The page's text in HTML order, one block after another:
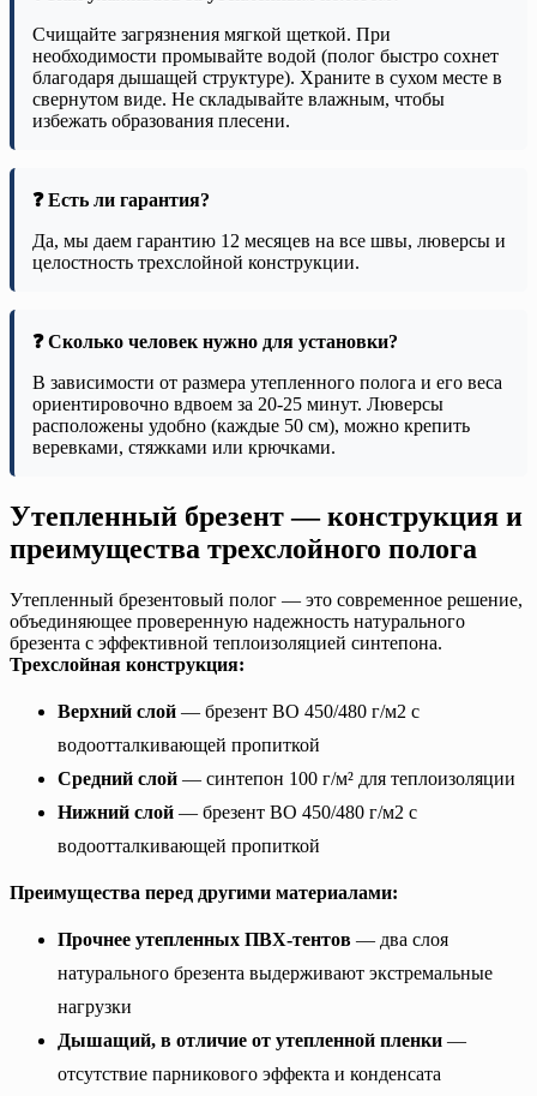
Счищайте загрязнения мягкой щеткой. При
необходимости промывайте водой (полог быстро сохнет
благодаря дышащей структуре). Храните в сухом месте в
свернутом виде. Не складывайте влажным, чтобы
избежать образования плесени.
❓ Есть ли гарантия?
Да, мы даем гарантию 12 месяцев на все швы, люверсы и
целостность трехслойной конструкции.
❓ Сколько человек нужно для установки?
В зависимости от размера утепленного полога и его веса
ориентировочно вдвоем за 20-25 минут. Люверсы
расположены удобно (каждые 50 см), можно крепить
веревками, стяжками или крючками.
Утепленный брезент — конструкция и
преимущества трехслойного полога
Утепленный брезентовый полог — это современное решение,
объединяющее проверенную надежность натурального
брезента с эффективной теплоизоляцией синтепона.
Трехслойная конструкция:
Верхний слой — брезент ВО 450/480 г/м2 с
водоотталкивающей пропиткой
Средний слой — синтепон 100 г/м² для теплоизоляции
Нижний слой — брезент ВО 450/480 г/м2 с
водоотталкивающей пропиткой
Преимущества перед другими материалами:
Прочнее утепленных ПВХ-тентов — два слоя
натурального брезента выдерживают экстремальные
нагрузки
Дышащий, в отличие от утепленной пленки —
отсутствие парникового эффекта и конденсата